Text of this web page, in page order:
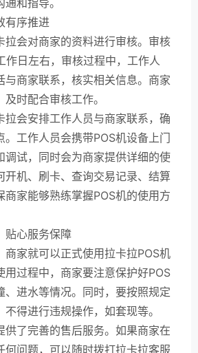
和指导。
有序推进
拉会对商家的资料进行审核。审核
作日左右，审核过程中，工作人
与商家联系，核实相关信息。商家
时配合审核工作。
拉会安排工作人员与商家联系，确
。工作人员会携带POS机设备上门
调试，同时会为商家提供详细的使
开机、刷卡、查询交易记录、结算
商家能够熟练掌握POS机的使用方
贴心服务保障
商家就可以正式使用拉卡拉POS机
用过程中，商家要注意保护好POS
、进水等情况。同时，要按照规定
得进行违规操作，如套现等。
供了完善的售后服务。如果商家在
何问题，可以随时拨打拉卡拉客服